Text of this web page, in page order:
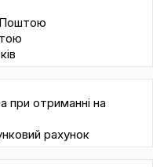
при отриманні на
рахунок